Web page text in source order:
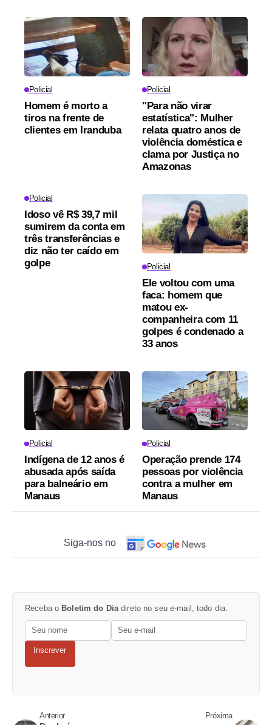
Policial
Homem é morto a
tiros na frente de
clientes em Iranduba
Policial
"Para não virar
estatística": Mulher
relata quatro anos de
violência doméstica e
clama por Justiça no
Amazonas
Policial
Idoso vê R$ 39,7 mil
sumirem da conta em
três transferências e
diz não ter caído em
golpe
Policial
Ele voltou com uma
faca: homem que
matou ex-
companheira com 11
golpes é condenado a
33 anos
Policial
Indígena de 12 anos é
abusada após saída
para balneário em
Manaus
Policial
Operação prende 174
pessoas por violência
contra a mulher em
Manaus
Siga-nos no
Receba o Boletim do Diadireto no seu e-mail, todo dia.
Inscrever
Anterior Próxima